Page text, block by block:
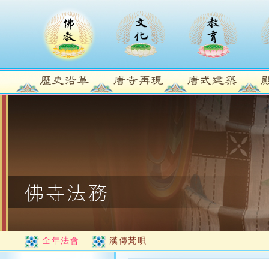
全年法會 漢傳梵唄